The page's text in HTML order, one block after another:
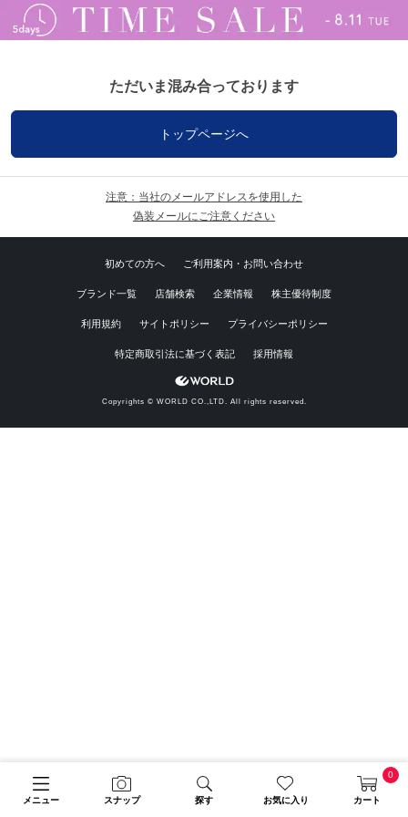
メニュー スナップ 探す お気に入り カート
0
ただいま混み合っております
トップページへ
注意：当社のメールアドレスを使用した
偽装メールにご注意ください
初めての方へ ご利用案内・お問い合わせ
ブランド一覧 店舗検索 企業情報 株主優待制度
利用規約 サイトポリシー プライバシーポリシー
特定商取引法に基づく表記 採用情報
Copyrights © WORLD CO.,LTD. All rights reserved.